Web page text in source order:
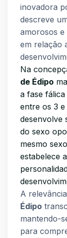
inovadora
descreve
amorosos e
em relação
Na
de Édipo
a fase
entre os 3
desenvolve
do sexo
mesmo
estabelece
A
Édipo
mantendo-
para